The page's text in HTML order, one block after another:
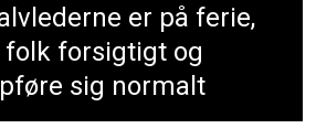
er på ferie,
folk forsigtigt og
sig normalt